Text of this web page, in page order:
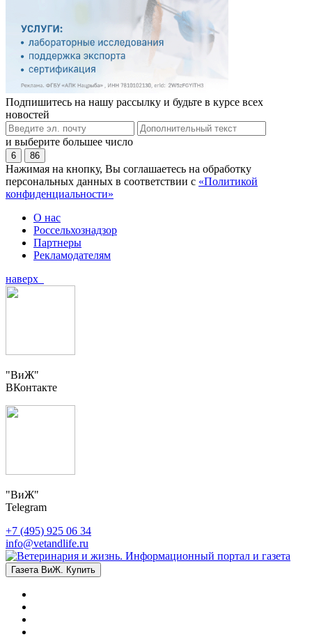
Подпишитесь на нашу рассылку и будьте в курсе всех
новостей
и выберите большее число
6 86
Нажимая на кнопку, Вы соглашаетесь на обработку
персональных данных в соответствии с «Политикой
конфиденциальности»
О нас
Россельхознадзор
Партнеры
Рекламодателям
наверх
"ВиЖ"
ВКонтакте
"ВиЖ"
Telegram
+7 (495) 925 06 34
info@vetandlife.ru
Газета ВиЖ. Купить